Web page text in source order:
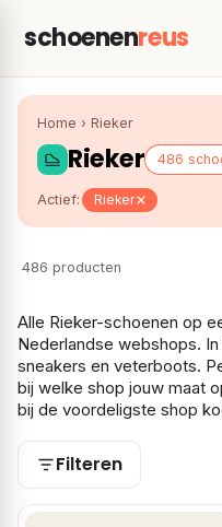
schoenenreus
Home › Rieker
Rieker 486
Actief: Rieker
486 producten
Alle Rieker-schoenen op
Nederlandse webshops. In
sneakers en veterboots.
bij welke shop jouw maat
bij de voordeligste shop
Filteren